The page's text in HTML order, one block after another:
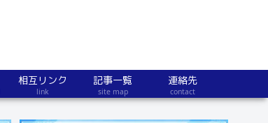
相互リンク
link
記事一覧
site map
連絡先
contact